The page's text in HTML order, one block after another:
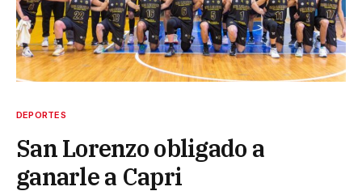
DEPORTES
San Lorenzo obligado a
ganarle a Capri